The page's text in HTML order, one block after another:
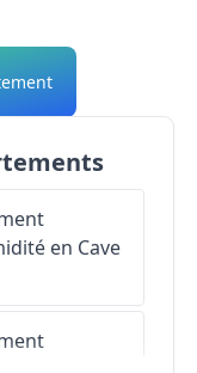
en Cave